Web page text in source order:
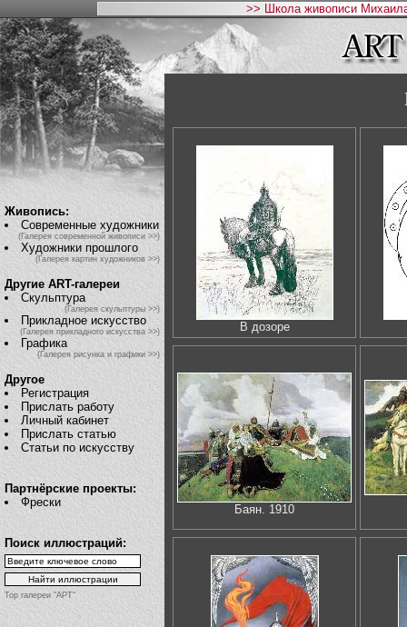
>> Школа живописи
Живопись:
Современные художники
(Галерея современной живописи >>)
Художники прошлого
(Галерея картин художников >>)
Другие ART-галереи
Скульптура
(Галерея скульптуры >>)
Прикладное искусство
(Галерея прикладного искусства >>)
Графика
(Галерея рисунка и графики >>)
Другое
Регистрация
Прислать работу
Личный кабинет
Прислать статью
Статьи по искусству
Партнёрские проекты:
Фрески
Поиск иллюстраций:
Top галереи "АРТ"
В дозоре
Баян. 1910